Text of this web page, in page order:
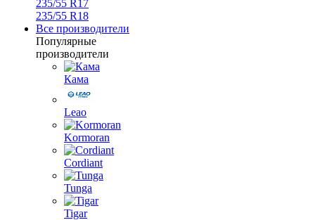
235/55 R17
235/55 R18
Все производители
Популярные
производители
Кама
Leao
Kormoran
Cordiant
Tunga
Tigar